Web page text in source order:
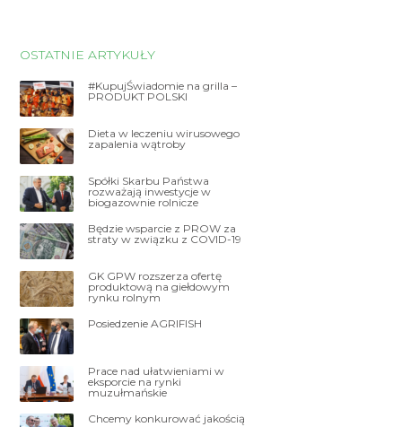
OSTATNIE ARTYKUŁY
#KupujŚwiadomie na grilla –
PRODUKT POLSKI
Dieta w leczeniu wirusowego
zapalenia wątroby
Spółki Skarbu Państwa
rozważają inwestycje w
biogazownie rolnicze
Będzie wsparcie z PROW za
straty w związku z COVID-19
GK GPW rozszerza ofertę
produktową na giełdowym
rynku rolnym
Posiedzenie AGRIFISH
Prace nad ułatwieniami w
eksporcie na rynki
muzułmańskie
Chcemy konkurować jakością